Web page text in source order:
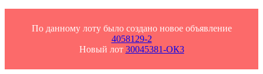
По данному лоту было создано новое объявление
4058129-2
Новый лот 30045381-ОК3